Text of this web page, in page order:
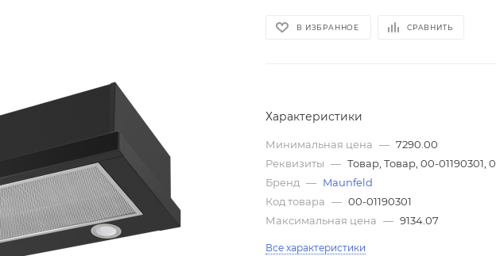
В ИЗБРАННОЕ СРАВНИТЬ
Характеристики
Минимальная цена — 7290.00
Реквизиты — Товар, Товар, 00-01190301, 0
Бренд — Maunfeld
Код товара — 00-01190301
Максимальная цена — 9134.07
Все характеристики